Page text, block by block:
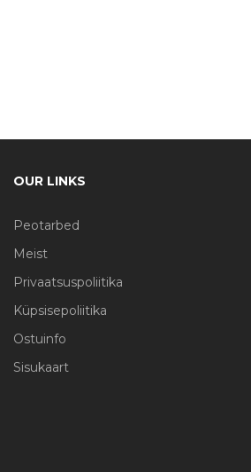
OUR LINKS
Peotarbed
Meist
Privaatsuspoliitika
Küpsisepoliitika
Ostuinfo
Sisukaart